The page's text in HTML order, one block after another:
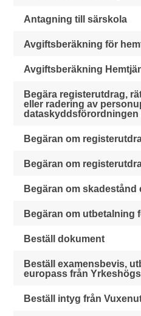
Antagning till särskola
Avgiftsberäkning för
Avgiftsberäkning
Begära registerutdrag,
eller radering av
dataskyddsförordningen
Begäran om
Begäran om
Begäran om skadestånd
Begäran om utbetalning
Beställ dokument
Beställ examensbevis,
europass från
Beställ intyg från